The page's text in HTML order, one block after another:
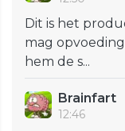
Dit is het
mag
hem de s...
Brainfart
12:46